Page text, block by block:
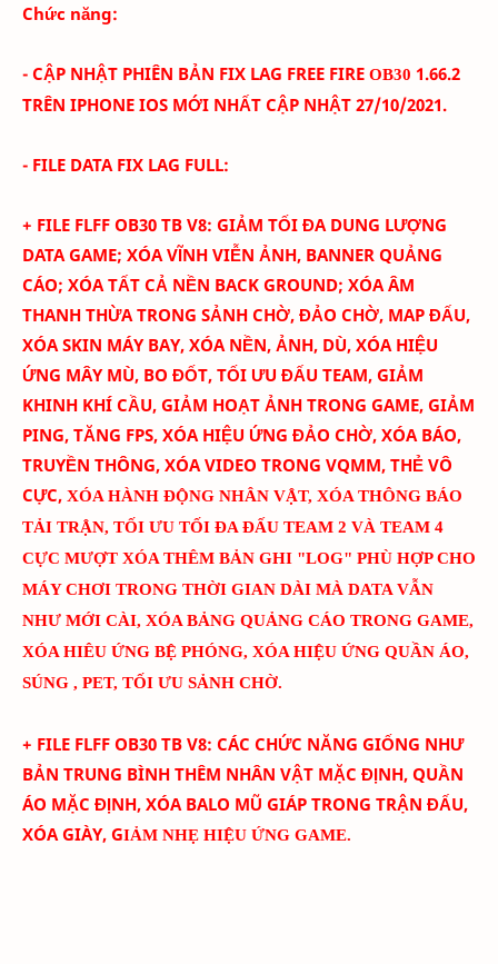
Chức năng:
- CẬP NHẬT PHIÊN BẢN FIX LAG FREE FIRE OB30 1.66.2
TRÊN IPHONE IOS MỚI NHẤT CẬP NHẬT 27/10/2021.
- FILE DATA FIX LAG FULL:
+ FILE FLFF OB30 TB V8: GIẢM TỐI ĐA DUNG LƯỢNG
DATA GAME; XÓA VĨNH VIỄN ẢNH, BANNER QUẢNG
CÁO; XÓA TẤT CẢ NỀN BACK GROUND; XÓA ÂM
THANH THỪA TRONG SẢNH CHỜ, ĐẢO CHỜ, MAP ĐẤU,
XÓA SKIN MÁY BAY, XÓA NỀN, ẢNH, DÙ, XÓA HIỆU
ỨNG MÂY MÙ, BO ĐỐT, TỐI ƯU ĐẤU TEAM, GIẢM
KHINH KHÍ CẦU, GIẢM HOẠT ẢNH TRONG GAME, GIẢM
PING, TĂNG FPS, XÓA HIỆU ỨNG ĐẢO CHỜ, XÓA BÁO,
TRUYỀN THÔNG, XÓA VIDEO TRONG VQMM, THẺ VÔ
CỰC, XÓA HÀNH ĐỘNG NHÂN VẬT, XÓA THÔNG BÁO
TẢI TRẬN, TỐI ƯU TỐI ĐA ĐẤU TEAM 2 VÀ TEAM 4
CỰC MƯỢT XÓA THÊM BẢN GHI "LOG" PHÙ HỢP CHO
MÁY CHƠI TRONG THỜI GIAN DÀI MÀ DATA VẪN
NHƯ MỚI CÀI, XÓA BẢNG QUẢNG CÁO TRONG GAME,
XÓA HIÊU ỨNG BỆ PHÓNG, XÓA HIỆU ỨNG QUẦN ÁO,
SÚNG , PET, TỐI ƯU SẢNH CHỜ.
+ FILE FLFF OB30 TB V8: CÁC CHỨC NĂNG GIỐNG NHƯ
BẢN TRUNG BÌNH THÊM NHÂN VẬT MẶC ĐỊNH, QUẦN
ÁO MẶC ĐỊNH, XÓA BALO MŨ GIÁP TRONG TRẬN ĐẤU,
XÓA GIÀY, GIẢM NHẸ HIỆU ỨNG GAME.